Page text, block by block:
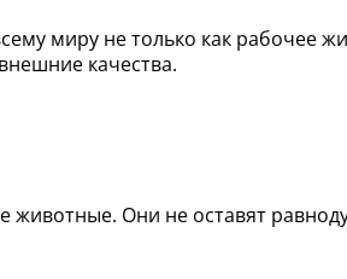
миру не только как рабочее
качества.
животные. Они не оставят